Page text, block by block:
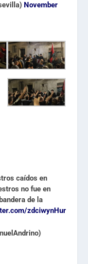
November
caídos en
no fue en
de la
zdciwynHur